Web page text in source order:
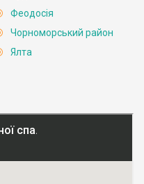
Феодосія
Чорноморський район
Ялта